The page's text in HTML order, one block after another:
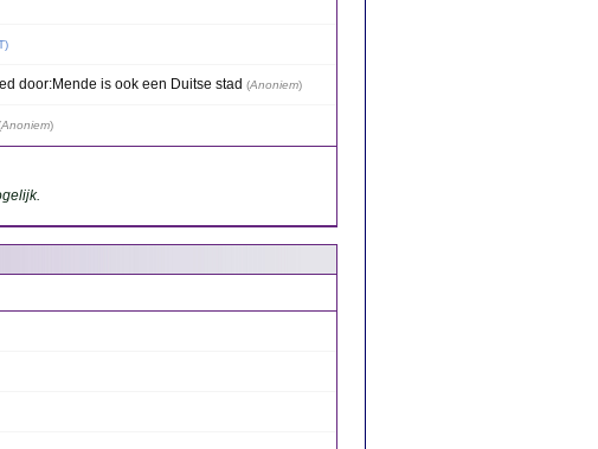
)
door:Mende is ook een Duitse stad (Anoniem)
Anoniem)